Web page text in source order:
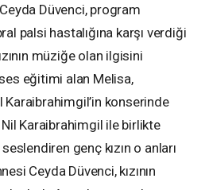
Düvenci, program
palsi hastalığına karşı verdiği
müziğe olan ilgisini
eğitimi alan Melisa,
Karaibrahimgil’in konserinde
Karaibrahimgil ile birlikte
seslendiren genç kızın o anları
Ceyda Düvenci, kızının